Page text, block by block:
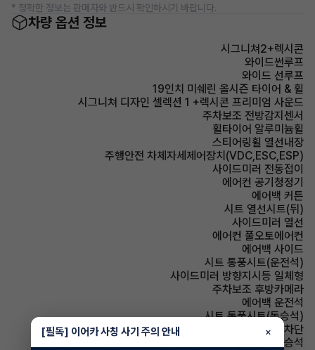
* 정확한 정보는 판매자와 반드시 확인하시기 바랍니다.
차량 옵션 정보
시그니쳐2+렉시콘
와이드썬루프
와이드 선루프
19인치 미쉐린 올시즌 타이어 & 휠
시그니쳐 디자인 셀렉션 1 +렉시콘 프리미엄 사운드
주차보조 전방감지센서
휠타이어 알루미늄휠
스티어링휠 열선내장
주행안전 차체자세제어장치(VDC,ESC,ESP)
사이드미러 전동접이
에어컨 공기청정기
에어백 커튼
시트 열선시트(뒤)
사이드미러 열선
에어컨 풀오토에어컨
에어백 사이드
시트 통풍시트(운전석)
사이드미러 방향지시등 일체형
주차보조 후방카메라
에어백 운전석
시트 통풍시트(동승석)
윈드실드(앞유리) 자외선 차단
에어백 동승석
[필독] 이어카 사칭 사기 주의 안내 ×